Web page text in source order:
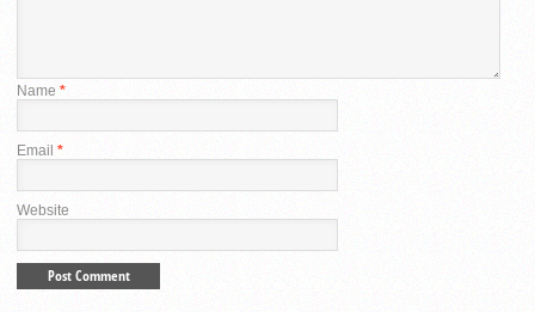
Name *
Email *
Website